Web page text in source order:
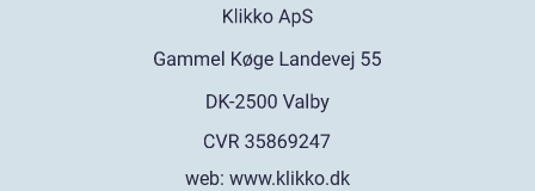
web: www.klikko.dk